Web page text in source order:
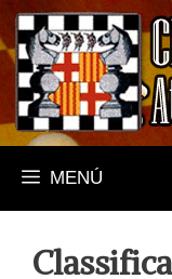
Saltar
al
contenido
MENÚ